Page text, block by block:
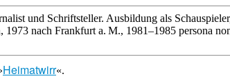
und Schriftsteller. Ausbildung als
nach Frankfurt a. M., 1981–1985 persona
Heimatwirr«.